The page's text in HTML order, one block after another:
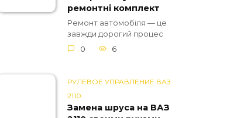
ремонтні комплект
Ремонт автомобіля — це
завжди дорогий процес
0
6
РУЛЕВОЕ УПРАВЛЕНИЕ ВАЗ
2110
Замена шруса на ВАЗ